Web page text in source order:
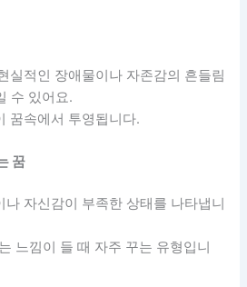
실적인 장애물이나 자존감의 흔들림
수 있어요.
꿈속에서 투영됩니다.
꿈
자신감이 부족한 상태를 나타냅니
느낌이 들 때 자주 꾸는 유형입니